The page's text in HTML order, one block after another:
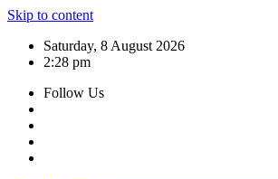
Skip to content
Saturday, 8 August 2026
2:28 pm
Follow Us